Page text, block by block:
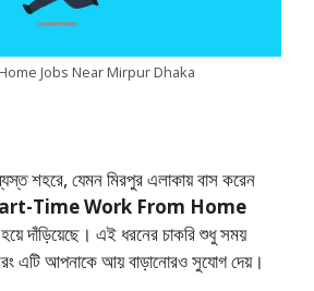
Jobs Near Mirpur Dhaka
শহরে, যেমন মিরপুর এলাকায় বাস করেন
Time Work From Home
দাঁড়িয়েছে। এই ধরনের চাকরি শুধু সময়
বরং এটি আপনাকে আয় বাড়ানোরও সুযোগ দেয়।